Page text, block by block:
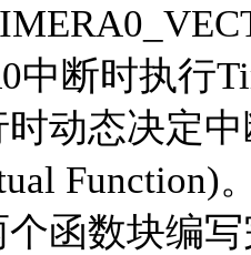
中断时执行
动态决定
Function)
数块编写